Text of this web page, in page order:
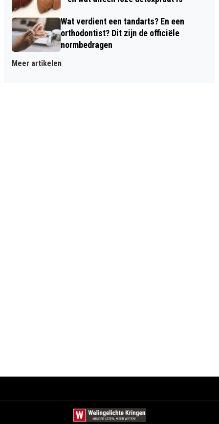
Wat verdient een tandarts? En een
orthodontist? Dit zijn de officiële
normbedragen
Meer artikelen